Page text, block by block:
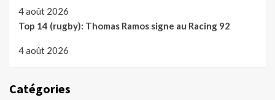
4 août 2026
Top 14 (rugby): Thomas Ramos signe au Racing 92
4 août 2026
Catégories